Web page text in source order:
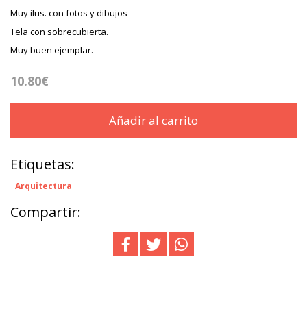
Muy ilus. con fotos y dibujos
Tela con sobrecubierta.
Muy buen ejemplar.
10.80€
Añadir al carrito
Etiquetas:
Arquitectura
Compartir: